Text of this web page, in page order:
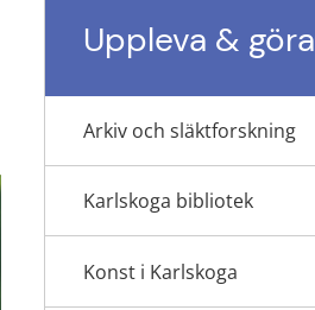
Uppleva & göra
Arkiv och släktforskning
Karlskoga bibliotek
Konst i Karlskoga